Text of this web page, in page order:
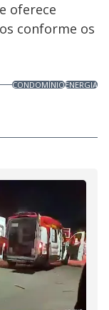
oferece
conforme os
CONDOMÍNIOENERGIA